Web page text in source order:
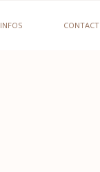
INFOS CONTACT